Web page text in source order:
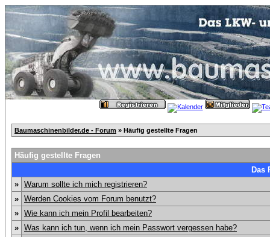
Baumaschinenbilder.de - Forum » Häufig gestellte Fragen
Häufig gestellte Fragen
Das
» Warum sollte ich mich registrieren?
» Werden Cookies vom Forum benutzt?
» Wie kann ich mein Profil bearbeiten?
» Was kann ich tun, wenn ich mein Passwort vergessen habe?